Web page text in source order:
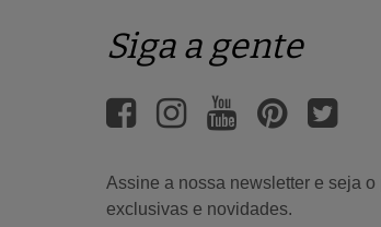
Siga a gente
Assine a nossa newsletter e seja
exclusivas e novidades.